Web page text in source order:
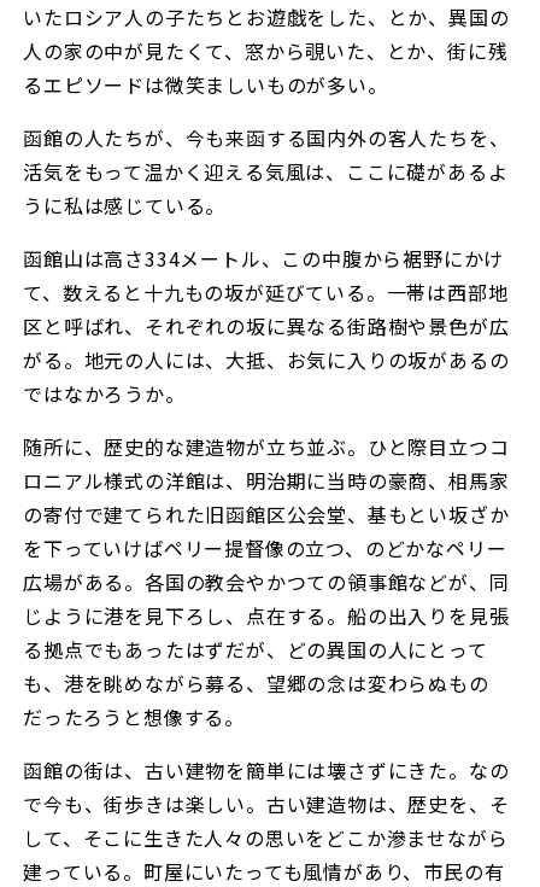
いたロシア人の子たちとお遊戯をした、とか、異国の
人の家の中が見たくて、窓から覗いた、とか、街に残
るエピソードは微笑ましいものが多い。
函館の人たちが、今も来函する国内外の客人たちを、
活気をもって温かく迎える気風は、ここに礎があるよ
うに私は感じている。
函館山は高さ334メートル、この中腹から裾野にかけ
て、数えると十九もの坂が延びている。一帯は西部地
区と呼ばれ、それぞれの坂に異なる街路樹や景色が広
がる。地元の人には、大抵、お気に入りの坂があるの
ではなかろうか。
随所に、歴史的な建造物が立ち並ぶ。ひと際目立つコ
ロニアル様式の洋館は、明治期に当時の豪商、相馬家
の寄付で建てられた旧函館区公会堂、基もとい坂ざか
を下っていけばペリー提督像の立つ、のどかなペリー
広場がある。各国の教会やかつての領事館などが、同
じように港を見下ろし、点在する。船の出入りを見張
る拠点でもあったはずだが、どの異国の人にとって
も、港を眺めながら募る、望郷の念は変わらぬもの
だったろうと想像する。
函館の街は、古い建物を簡単には壊さずにきた。なの
で今も、街歩きは楽しい。古い建造物は、歴史を、そ
して、そこに生きた人々の思いをどこか滲ませながら
建っている。町屋にいたっても風情があり、市民の有